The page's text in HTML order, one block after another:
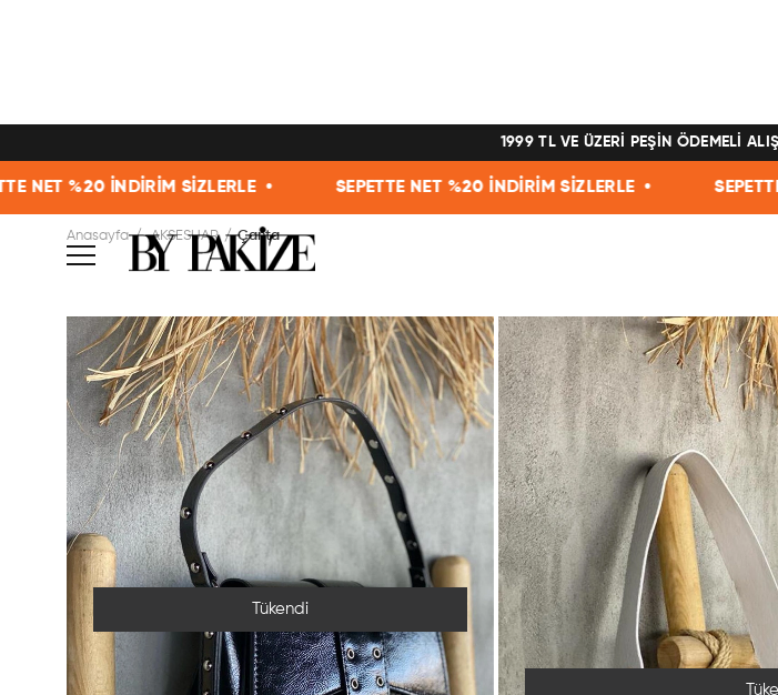
1999 TL VE ÜZERİ PEŞİN ÖDEMELİ
SİZLERLE • SEPETTE NET %20 İNDİRİM SİZLERLE • SEPETTE NET %20
Anasayfa AKSESUAR Çanta
Tükendi